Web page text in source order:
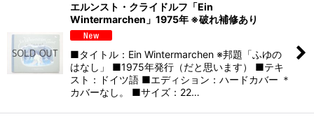
エルンスト・クライドルフ「Ein
Wintermarchen」1975年 ※破れ補修あり
■タイトル：Ein Wintermarchen ※邦題「ふゆの
はなし」 ■1975年発行（だと思います） ■テキ
スト：ドイツ語 ■エディション：ハードカバー ＊
カバーなし。 ■サイズ：22…